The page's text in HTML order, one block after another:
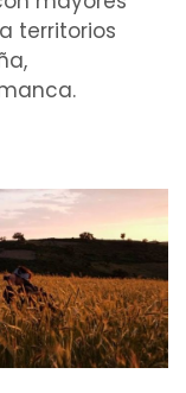
territorios